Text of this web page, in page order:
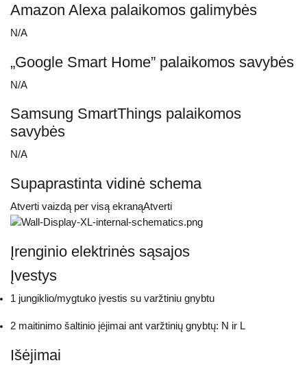
Amazon Alexa palaikomos galimybės
N/A
„Google Smart Home” palaikomos savybės
N/A
Samsung SmartThings palaikomos
savybės
N/A
Supaprastinta vidinė schema
Atverti vaizdą per visą ekranąAtverti
Įrenginio elektrinės sąsajos
Įvestys
1 jungiklio/mygtuko įvestis su varžtiniu gnybtu
2 maitinimo šaltinio įėjimai ant varžtinių gnybtų: N ir L
Išėjimai